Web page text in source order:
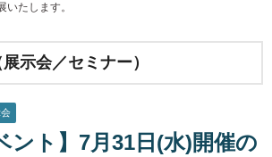
たします。
示会／セミナー）
ント】7月31日(水)開催の